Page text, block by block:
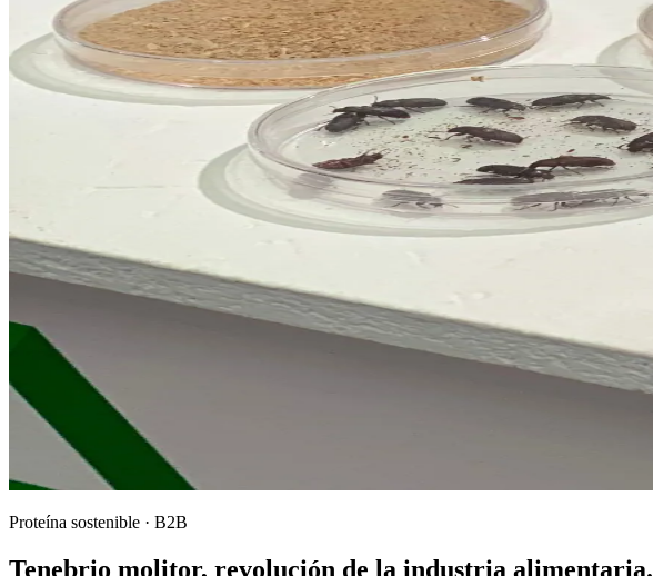
Proteína sostenible · B2B
Tenebrio molitor, revolución de la industria alimentaria.